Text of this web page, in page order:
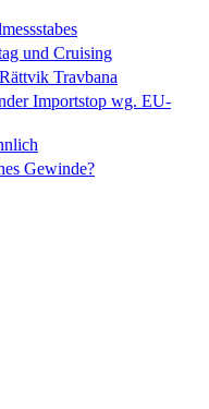
und Cruising
Travbana
Importstop wg. EU-
Gewinde?